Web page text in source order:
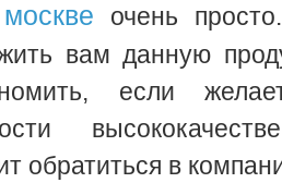
очень
вам данную
если
обратиться в